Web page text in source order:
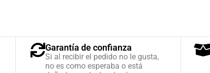
Garantía de confianza
Si al recibir el pedido no le gusta,
no es como esperaba o está